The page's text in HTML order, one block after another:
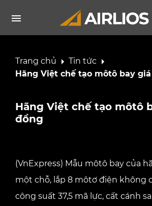
Trang chủ
Tin tức
Hãng Việt chế tạo môtô bay
Hãng Việt chế tạo môtô
đồng
(VnExpress) Mẫu môtô bay của
một chỗ, lắp 8 môtơ điện không
công suất 37,5 mã lực, cất cánh